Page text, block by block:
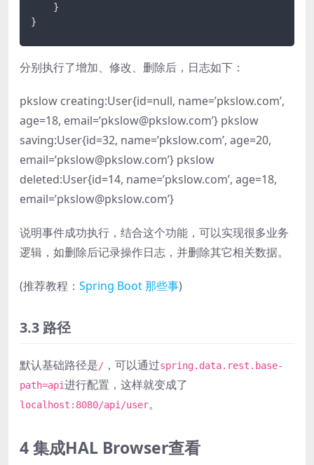
    }
}
分别执行了增加、修改、删除后，日志如下：
pkslow creating:User{id=null, name=’pkslow.com’,
age=18, email=’pkslow@pkslow.com’} pkslow
saving:User{id=32, name=’pkslow.com’, age=20,
email=’pkslow@pkslow.com’} pkslow
deleted:User{id=14, name=’pkslow.com’, age=18,
email=’pkslow@pkslow.com’}
说明事件成功执行，结合这个功能，可以实现很多业务
逻辑，如删除后记录操作日志，并删除其它相关数据。
(推荐教程： Spring Boot 那些事)
3.3 路径
默认基础路径是/ ，可以通过spring.data.rest.base-
path=api进行配置，这样就变成了
localhost:8080/api/user。
4 集成HAL Browser查看